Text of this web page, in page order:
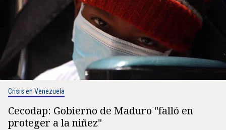
Crisis en Venezuela
Cecodap: Gobierno de Maduro "falló en
proteger a la niñez"